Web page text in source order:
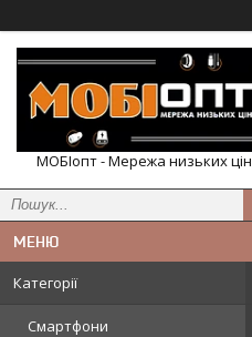
МОБІопт - Мережа низьких цін
Категорії
Смартфони